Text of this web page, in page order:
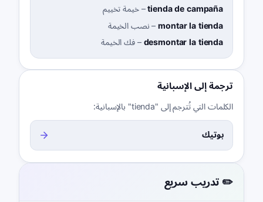
tienda de campaña
–خيمة تخييم
montar la tienda
–نصب الخيمة
desmontar la tienda
–فك الخيمة
ترجمة إلى الإسبانية
الكلمات التي تُترجم إلى "tienda" بالإسبانية:
بوتيك
✏️ تدريب سريع